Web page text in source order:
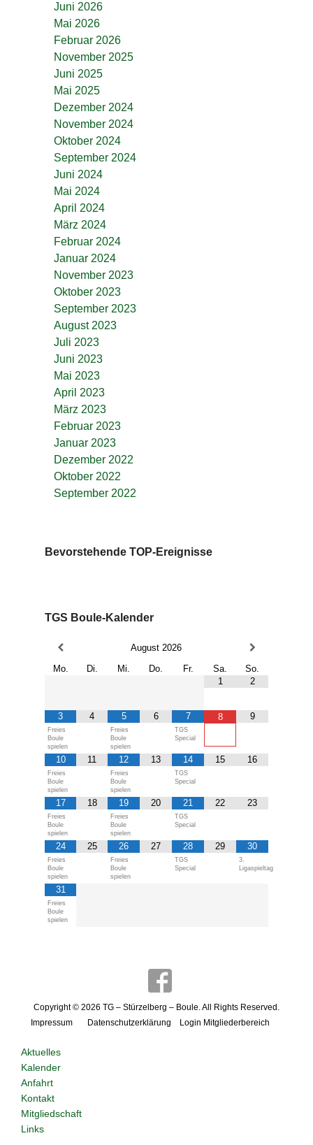
Juni 2026
Mai 2026
Februar 2026
November 2025
Juni 2025
Mai 2025
Dezember 2024
November 2024
Oktober 2024
September 2024
Juni 2024
Mai 2024
April 2024
März 2024
Februar 2024
Januar 2024
November 2023
Oktober 2023
September 2023
August 2023
Juli 2023
Juni 2023
Mai 2023
April 2023
März 2023
Februar 2023
Januar 2023
Dezember 2022
Oktober 2022
September 2022
Bevorstehende TOP-Ereignisse
TGS Boule-Kalender
August 2026
Mo.
Di. Mi. Do. Fr. Sa.
So.
1
2
3
Freies
Boule
spielen
4 5
Freies
Boule
spielen
6 7
TGS
Special
8 9
10
Freies
Boule
spielen
11 12
Freies
Boule
spielen
13 14
TGS
Special
15 16
17
Freies
Boule
spielen
18 19
Freies
Boule
spielen
20 21
TGS
Special
22 23
24
Freies
Boule
spielen
25 26
Freies
Boule
spielen
27 28
TGS
Special
29 30
3.
Ligaspieltag
31
Freies
Boule
spielen
Copyright © 2026 TG – Stürzelberg – Boule. All Rights Reserved.
Impressum
Datenschutzerklärung Login Mitgliederbereich
Aktuelles
Kalender
Anfahrt
Kontakt
Mitgliedschaft
Links